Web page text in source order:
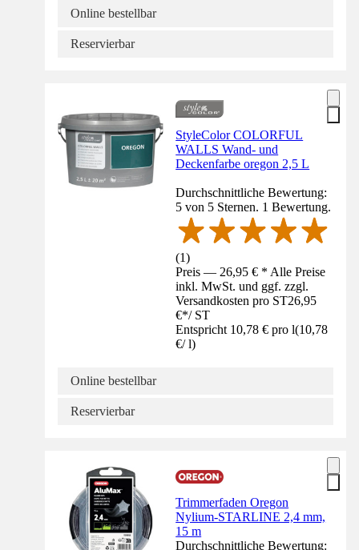
Online bestellbar
Reservierbar
StyleColor COLORFUL
WALLS Wand- und
Deckenfarbe oregon 2,5 L
Durchschnittliche Bewertung:
5 von 5 Sternen. 1 Bewertung.
(1)
Preis — 26,95 € * Alle Preise
inkl. MwSt. und ggf. zzgl.
Versandkosten pro ST26,95
€*/ ST
Entspricht 10,78 € pro l(10,78
€/ l)
Online bestellbar
Reservierbar
Trimmerfaden Oregon
Nylium-STARLINE 2,4 mm,
15 m
Durchschnittliche Bewertung: